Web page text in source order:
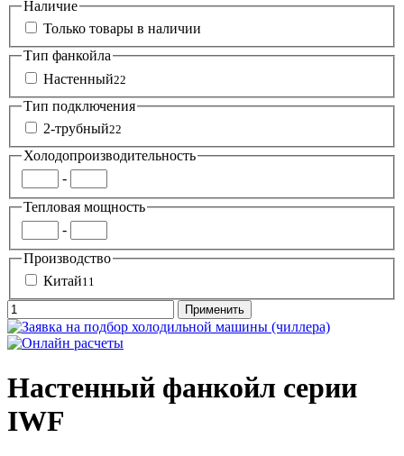
Наличие
Только товары в наличии
Тип фанкойла
Настенный22
Тип подключения
2-трубный22
Холодопроизводительность
-
Тепловая мощность
-
Производство
Китай11
Настенный фанкойл серии
IWF